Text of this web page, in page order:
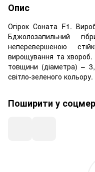
Опис
Огірок Соната F1.
Бджолозапильний
неперевершеною
вирощування та
товщини (діаметра) –
світло-зеленого кольору.
Поширити у